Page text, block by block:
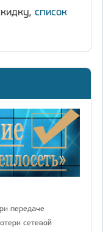
список
передаче
сетевой